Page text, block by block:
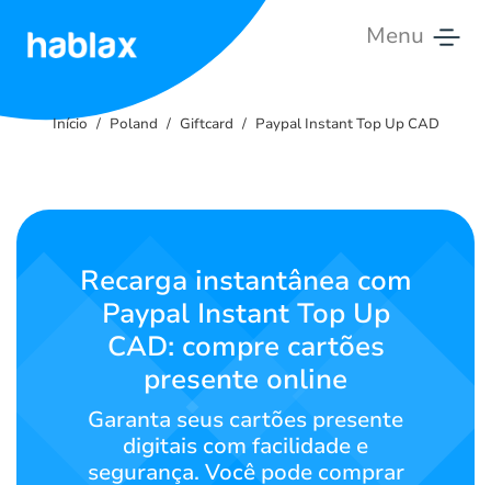
Menu
Tarifas
Contate-
Português
SIGN UP
Início Poland Giftcard Paypal Instant Top Up CAD
Recarga instantânea com
Paypal Instant Top Up
CAD: compre cartões
presente online
Garanta seus cartões presente
digitais com facilidade e
segurança. Você pode comprar